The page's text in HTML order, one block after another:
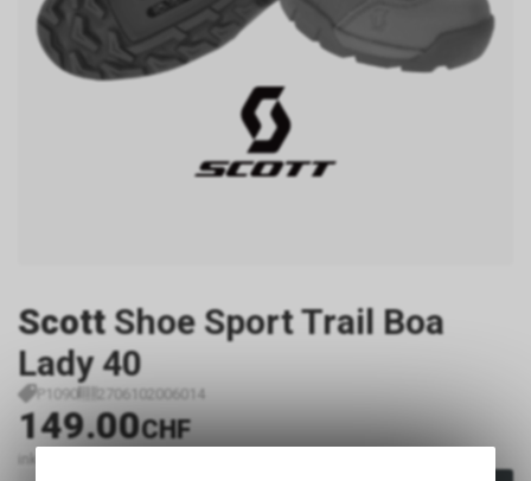
Scott Shoe Sport Trail Boa
Lady 40
P1090 2706102006014
149.00CHF
inkl. MwSt., zzgl.